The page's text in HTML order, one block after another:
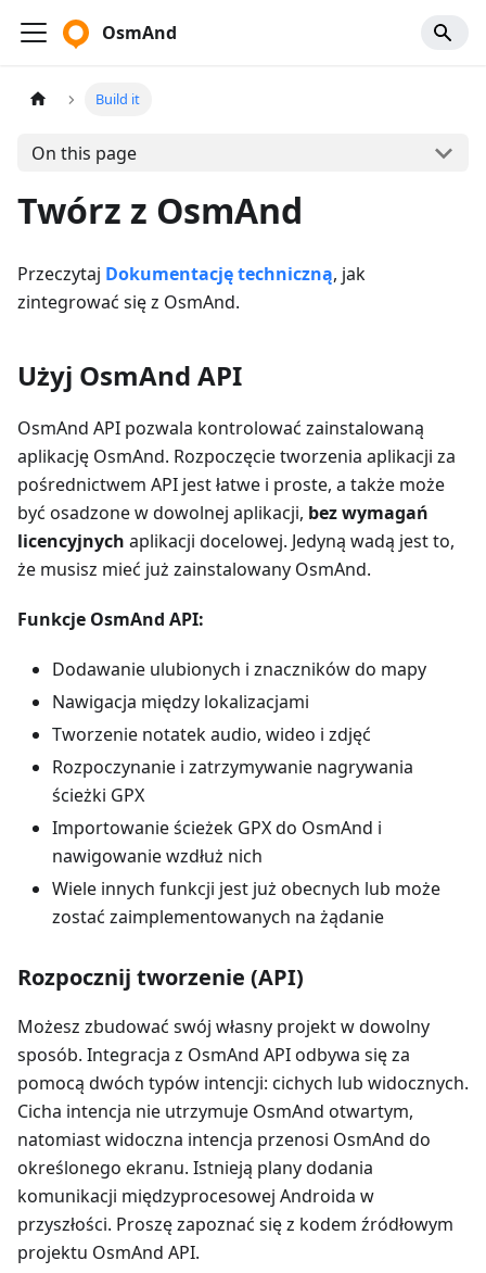
OsmAnd
Build it
On this page
Twórz z OsmAnd
Przeczytaj Dokumentację techniczną, jak
zintegrować się z OsmAnd.
Użyj OsmAnd API
OsmAnd API pozwala kontrolować zainstalowaną
aplikację OsmAnd. Rozpoczęcie tworzenia aplikacji za
pośrednictwem API jest łatwe i proste, a także może
być osadzone w dowolnej aplikacji, bez wymagań
licencyjnych aplikacji docelowej. Jedyną wadą jest to,
że musisz mieć już zainstalowany OsmAnd.
Funkcje OsmAnd API:
Dodawanie ulubionych i znaczników do mapy
Nawigacja między lokalizacjami
Tworzenie notatek audio, wideo i zdjęć
Rozpoczynanie i zatrzymywanie nagrywania
ścieżki GPX
Importowanie ścieżek GPX do OsmAnd i
nawigowanie wzdłuż nich
Wiele innych funkcji jest już obecnych lub może
zostać zaimplementowanych na żądanie
Rozpocznij tworzenie (API)
Możesz zbudować swój własny projekt w dowolny
sposób. Integracja z OsmAnd API odbywa się za
pomocą dwóch typów intencji: cichych lub widocznych.
Cicha intencja nie utrzymuje OsmAnd otwartym,
natomiast widoczna intencja przenosi OsmAnd do
określonego ekranu. Istnieją plany dodania
komunikacji międzyprocesowej Androida w
przyszłości. Proszę zapoznać się z kodem źródłowym
projektu OsmAnd API.